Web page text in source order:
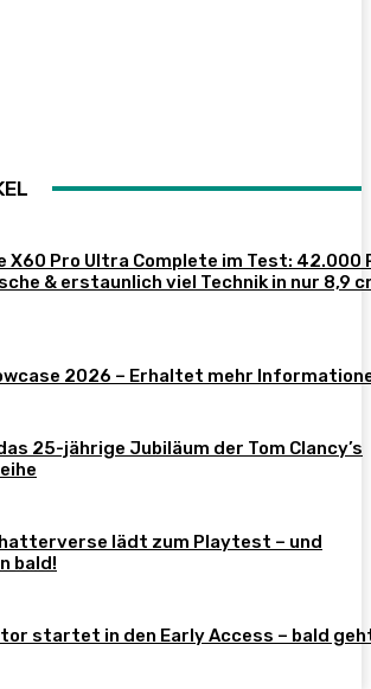
X60 Pro Ultra Complete im Test: 42.000
& erstaunlich viel Technik in nur 8,9
2026 – Erhaltet mehr
25-jährige Jubiläum der Tom Clancy’s
lädt zum Playtest – und
bald!
startet in den Early Access – bald